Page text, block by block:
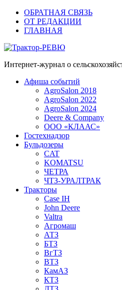
ОБРАТНАЯ СВЯЗЬ
ОТ РЕДАКЦИИ
ГЛАВНАЯ
Трактор-РЕВЮ
Интернет-журнал о
Афиша событий
AgroSalon 2018
AgroSalon 2022
AgroSalon 2024
Deere & Company
ООО «КЛААС»
Гостехнадзор
Бульдозеры
CAT
KOMATSU
ЧЕТРА
ЧТЗ-УРАЛТРАК
Тракторы
Case IH
John Deere
Valtra
Агромаш
АТЗ
БТЗ
ВгТЗ
ВТЗ
КамАЗ
КТЗ